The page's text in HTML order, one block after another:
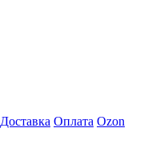
Доставка Оплата Ozon